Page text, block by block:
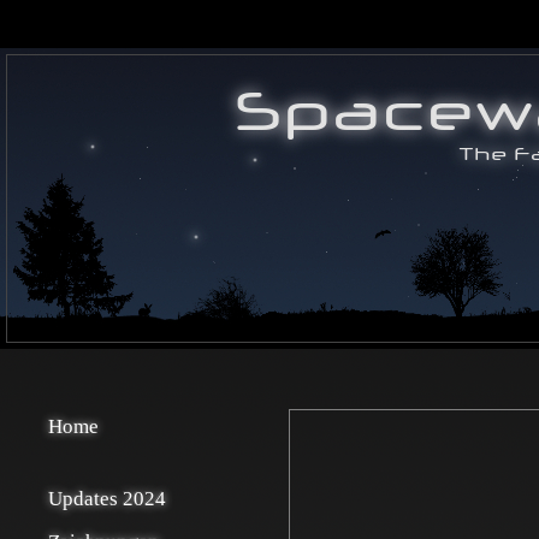
Home
Updates 2024